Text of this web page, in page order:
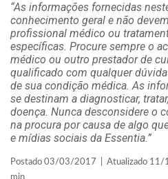
“As informações fornecidas
conhecimento geral e não
profissional médico ou
específicas. Procure sempre o
médico ou outro prestador de
qualificado com qualquer
de sua condição médica. As
se destinam a diagnosticar,
doença. Nunca desconsidere o
na procura por causa de algo
e mídias sociais da Essentia.”
Postado 03/03/2017 | Atualizado 11/